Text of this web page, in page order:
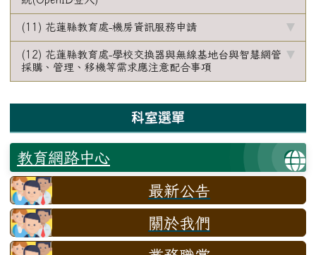
(11) 花蓮縣教育處-機房資訊服務申請
(12) 花蓮縣教育處-學校交換器與無線基地台與智慧網管
採購、管理、移機等需求應注意配合事項
科室選單
教育網路中心
最新公告
關於我們